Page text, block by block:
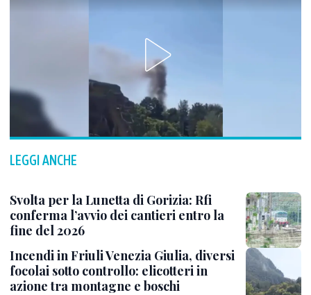
LEGGI ANCHE
Svolta per la Lunetta di Gorizia: Rfi
conferma l’avvio dei cantieri entro la
fine del 2026
Incendi in Friuli Venezia Giulia, diversi
focolai sotto controllo: elicotteri in
azione tra montagne e boschi